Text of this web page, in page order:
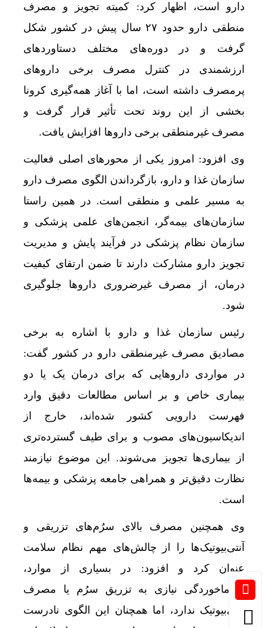
دارو است، اظهار کرد: کمیته تجویز و مصرف
منطقی دارو حدود ۲۷ سال پیش در کشور شکل
گرفت و در دوره‌های مختلف دستاوردهای
ارزشمندی در کنترل مصرف برخی داروهای
پرمصرف داشته است، اما با آغاز همه‌گیری کرونا
بخشی از این روند تحت تأثیر قرار گرفت و
مصرف غیرمنطقی برخی داروها افزایش یافت.
وی افزود: امروز یکی از محورهای اصلی فعالیت
سازمان غذا و دارو، بازگرداندن الگوی مصرف دارو
به مسیر علمی و منطقی است. در همین راستا
سازمان‌های بیمه‌گر، انجمن‌های علمی پزشکی و
سازمان نظام پزشکی در فرآیند پایش و مدیریت
تجویز دارو مشارکت دارند تا ضمن ارتقای کیفیت
درمان، از مصرف غیرضروری داروها جلوگیری
شود.
رئیس سازمان غذا و دارو با اشاره به برخی
مصادیق مصرف غیرمنطقی دارو در کشور گفت:
در مواردی داروهایی که برای درمان یک یا دو
بیماری خاص و بر اساس مطالعات دقیق وارد
فهرست دارویی کشور شده‌اند، خارج از
اندیکاسیون‌های مصوب و برای طیف گسترده‌تری
از بیماری‌ها تجویز می‌شوند. این موضوع نیازمند
نظارت دقیق‌تر و همراهی جامعه پزشکی و بیمه‌ها
است.
وی همچنین مصرف بالای سرُم‌های تزریقی و
آنتی‌بیوتیک‌ها را از چالش‌های مهم نظام سلامت
عنوان کرد و افزود: در بسیاری از موارد،
سرماخوردگی نیازی به تزریق سرُم یا مصرف
آنتی‌بیوتیک ندارد، اما همچنان این الگوی نادرست